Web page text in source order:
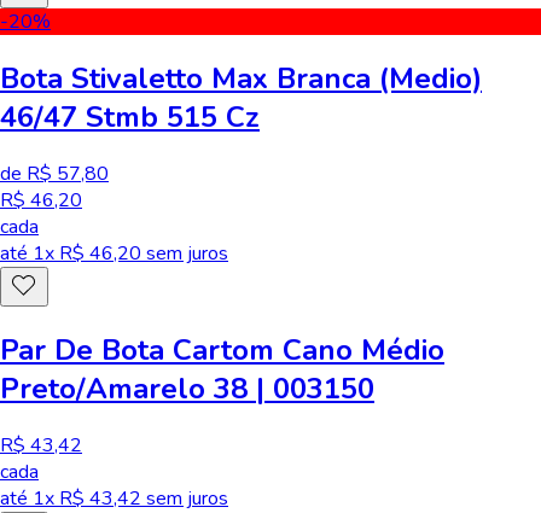
-20%
Bota Stivaletto Max Branca (Medio)
46/47 Stmb 515 Cz
de R$ 57,80
R$ 46,20
cada
até 1x R$ 46,20 sem juros
Par De Bota Cartom Cano Médio
Preto/Amarelo 38 | 003150
R$ 43,42
cada
até 1x R$ 43,42 sem juros